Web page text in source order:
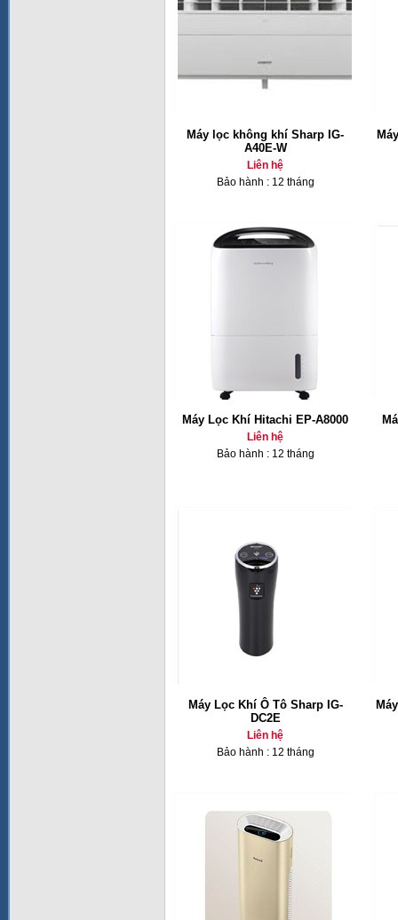
Máy lọc không khí Sharp IG-
A40E-W
Liên hệ
Bảo hành : 12 tháng
Máy Lọc Khí Hitachi EP-A8000
Liên hệ
Bảo hành : 12 tháng
Máy Lọc Khí Ô Tô Sharp IG-
DC2E
Liên hệ
Bảo hành : 12 tháng